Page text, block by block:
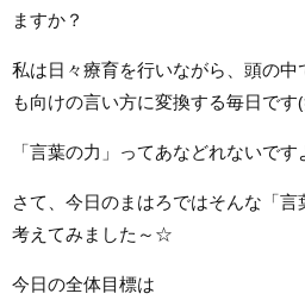
ますか？
私は日々療育を行いながら、頭の
も向けの言い方に変換する毎日です
「言葉の力」ってあなどれないで
さて、今日のまはろではそんな「
考えてみました～☆
今日の全体目標は